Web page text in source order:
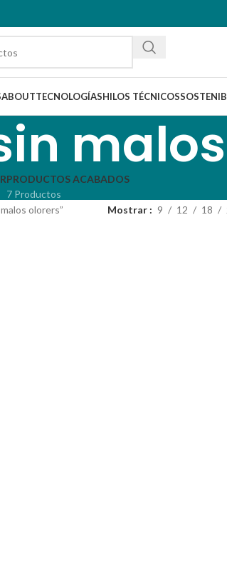
ABOUTTECNOLOGÍASHILOS TÉCNICOS
PRODUCTOS ACABADOS
7 Productos
olorers” Mostrar 9 12 18